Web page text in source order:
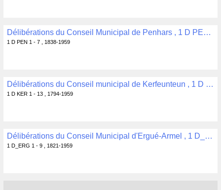
Délibérations du Conseil Municipal de Penhars , 1 D PEN 1 - 7
1 D PEN 1 - 7 , 1838-1959
Délibérations du Conseil municipal de Kerfeunteun , 1 D KER 1 - 13
1 D KER 1 - 13 , 1794-1959
Délibérations du Conseil Municipal d'Ergué-Armel , 1 D_ERG 1 - 9
1 D_ERG 1 - 9 , 1821-1959